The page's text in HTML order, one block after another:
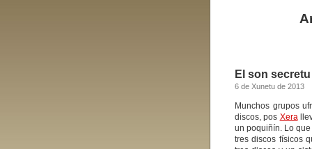
El son
6 de Xunetu de 2013
Munchos grupos
discos, pos Xera
un poquiñín. Lo
tres discos físicos